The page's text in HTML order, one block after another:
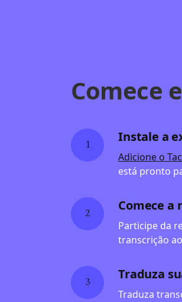
Comece
1
Instale a
Adicione o
está pronto
2
Comece a
Participe da
transcrição
3
Traduza
Traduza